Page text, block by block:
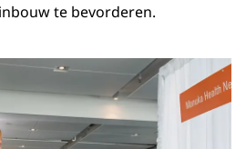
te bevorderen.